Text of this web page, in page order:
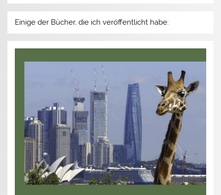
Einige der Bücher, die ich veröffentlicht habe: